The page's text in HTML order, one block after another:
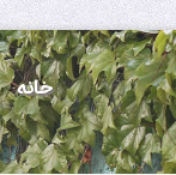
خانه